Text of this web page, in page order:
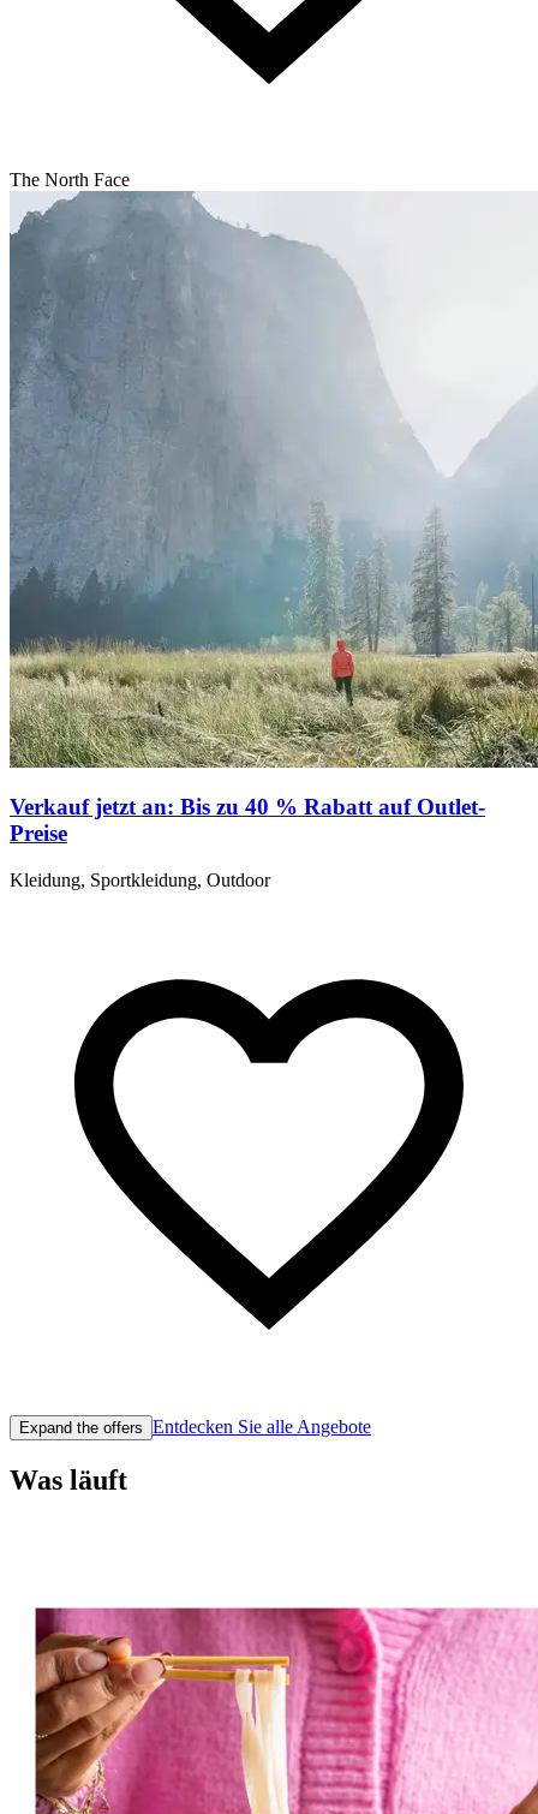
The North Face
Verkauf jetzt an: Bis zu 40 % Rabatt auf Outlet-
Preise
Kleidung, Sportkleidung, Outdoor
Expand the offers Entdecken Sie alle Angebote
Was läuft